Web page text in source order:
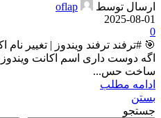
ارسال توسط
oflap
2025-08-01
0
اگه دوست داری اسم اکانت
ساخت حس...
ادامه مطلب
بستن
جستجو